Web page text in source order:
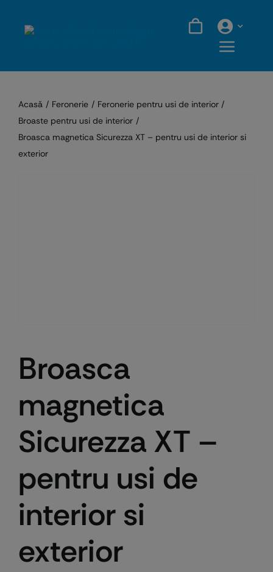
Acasă Feronerie
Feronerie pentru usi de interior
Broaste pentru usi de interior
Broasca magnetica Sicurezza XT – pentru usi de interior si
exterior
Broasca
magnetica
Sicurezza XT –
pentru usi de
interior si
exterior